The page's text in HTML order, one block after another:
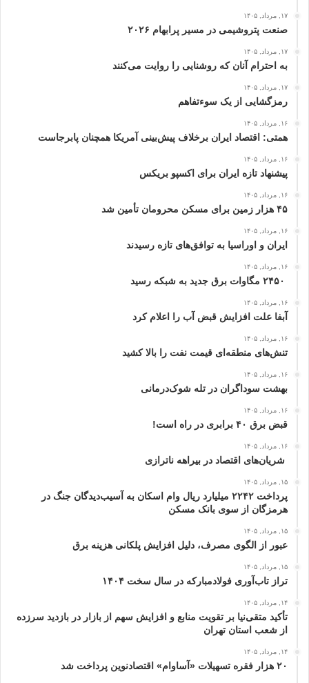
۱۷, مرداد, ۱۴۰۵
صنعت پتروشیمی در مسیر پرابهام ۲۰۲۶
۱۷, مرداد, ۱۴۰۵
به احترام آنان که روشنایی را روایت می‌کنند
۱۷, مرداد, ۱۴۰۵
رمزگشایی از یک سوءتفاهم
۱۶, مرداد, ۱۴۰۵
همتی: اقتصاد ایران برخلاف پیش‌بینی آمریکا همچنان پابرجاست
۱۶, مرداد, ۱۴۰۵
پیشنهاد تازه ایران برای اکسپو بریکس
۱۶, مرداد, ۱۴۰۵
۴۵ هزار زمین برای مسکن محرومان تأمین شد
۱۶, مرداد, ۱۴۰۵
ایران و اوراسیا به توافق‌های تازه رسیدند
۱۶, مرداد, ۱۴۰۵
۱۶, مرداد, ۱۴۰۵
آبفا علت افزایش قبض آب را اعلام کرد
۱۶, مرداد, ۱۴۰۵
تنش‌های منطقه‌ای قیمت نفت را بالا کشید
۱۶, مرداد, ۱۴۰۵
بهشت سوداگران در تله شوک‌درمانی
۱۶, مرداد, ۱۴۰۵
قبض برق ۴۰ برابری در راه است!
۱۶, مرداد, ۱۴۰۵
شریان‌های اقتصاد در بیراهه ناترازی
۱۵, مرداد, ۱۴۰۵
پرداخت ۲۲۴۲ میلیارد ریال وام اسکان به آسیب‌دیدگان جنگ در
هرمزگان از سوی بانک مسکن
۱۵, مرداد, ۱۴۰۵
عبور از الگوی مصرف، دلیل افزایش پلکانی هزینه برق
۱۵, مرداد, ۱۴۰۵
تراز تاب‌آوری فولادمبارکه در سال سخت ۱۴۰۴
۱۴, مرداد, ۱۴۰۵
تأکید متقی‌نیا بر تقویت منابع و افزایش سهم از بازار در بازدید سرزده
از شعب استان تهران
۱۴, مرداد, ۱۴۰۵
۲۰ هزار فقره تسهیلات «آساوام» اقتصادنوین پرداخت شد